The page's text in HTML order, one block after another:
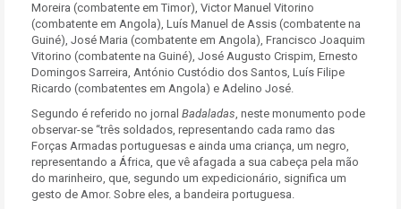
Moreira (combatente em Timor), Victor Manuel Vitorino
(combatente em Angola), Luís Manuel de Assis (combatente na
Guiné), José Maria (combatente em Angola), Francisco Joaquim
Vitorino (combatente na Guiné), José Augusto Crispim, Ernesto
Domingos Sarreira, António Custódio dos Santos, Luís Filipe
Ricardo (combatentes em Angola) e Adelino José.
Segundo é referido no jornal Badaladas, neste monumento pode
observar-se “três soldados, representando cada ramo das
Forças Armadas portuguesas e ainda uma criança, um negro,
representando a África, que vê afagada a sua cabeça pela mão
do marinheiro, que, segundo um expedicionário, significa um
gesto de Amor. Sobre eles, a bandeira portuguesa.